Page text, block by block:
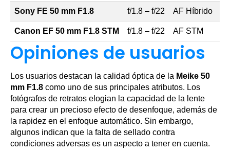
Sony FE 50 mm F1.8 f/1.8 – f/22 AF Híbrido
Canon EF 50 mm F1.8 STM f/1.8 – f/22 AF STM
Opiniones de usuarios
Los usuarios destacan la calidad óptica de la Meike 50
mm F1.8 como uno de sus principales atributos. Los
fotógrafos de retratos elogian la capacidad de la lente
para crear un precioso efecto de desenfoque, además de
la rapidez en el enfoque automático. Sin embargo,
algunos indican que la falta de sellado contra
condiciones adversas es un aspecto a tener en cuenta.